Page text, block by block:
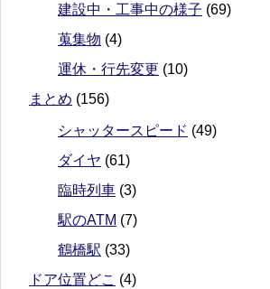
建設中・工事中の様子 (69)
蒐集物 (4)
運休・行先変更 (10)
まとめ (156)
シャッタースピード (49)
ダイヤ (61)
臨時列車 (3)
駅のATM (7)
鶴橋駅 (33)
ドア位置どこ (4)